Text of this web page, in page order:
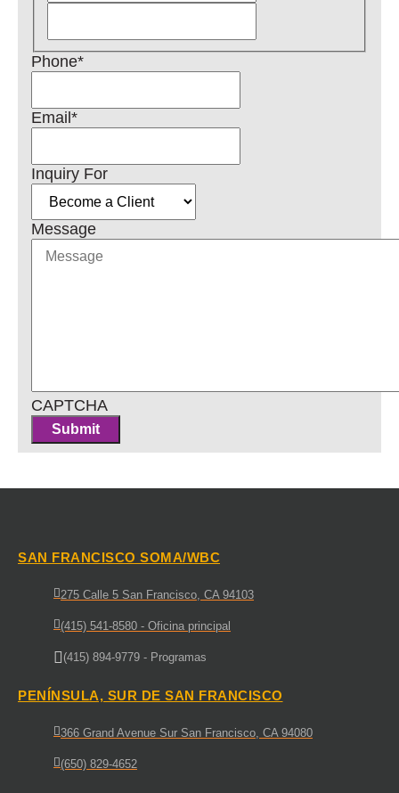
Phone*
Email*
Inquiry For
Message
CAPTCHA
SAN FRANCISCO SOMA/WBC
275 Calle 5 San Francisco, CA 94103
(415) 541-8580 - Oficina principal
(415) 894-9779 - Programas
PENÍNSULA, SUR DE SAN FRANCISCO
366 Grand Avenue Sur San Francisco, CA 94080
(650) 829-4652